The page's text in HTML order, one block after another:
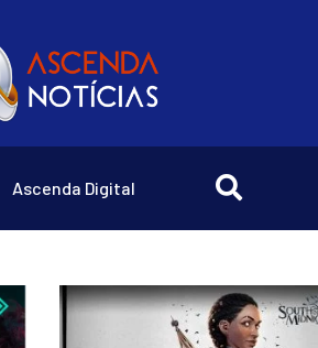
Ascenda Digital